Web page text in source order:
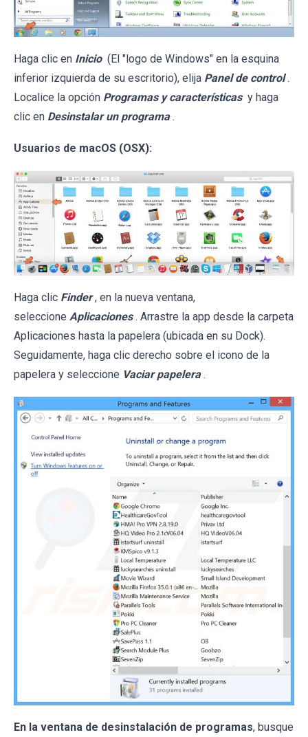
Haga clic en Inicio (El "logo de Windows" en la esquina
inferior izquierda de su escritorio), elija Panel de control .
Localice la opción Programas y características y haga
clic en Desinstalar un programa .
Usuarios de macOS (OSX):
Haga clic Finder , en la nueva ventana,
seleccione Aplicaciones . Arrastre la app desde la carpeta
Aplicaciones hasta la papelera (ubicada en su Dock).
Seguidamente, haga clic derecho sobre el icono de la
papelera y seleccione Vaciar papelera .
En la ventana de desinstalación de programas, busque